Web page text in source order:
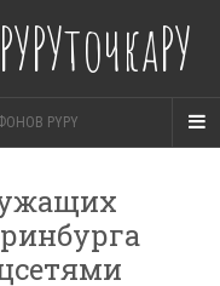
PYPY